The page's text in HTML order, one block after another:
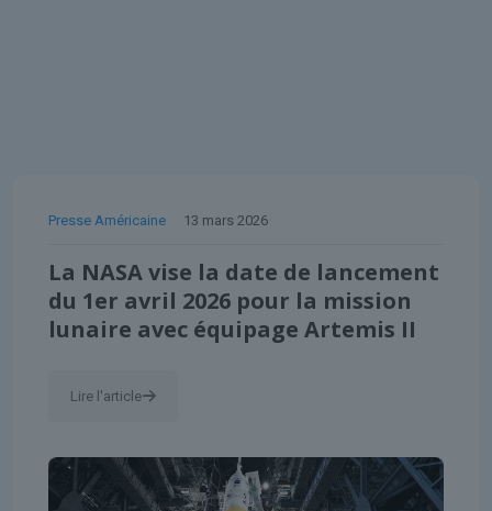
Presse Américaine 13 mars 2026
La NASA vise la date de lancement
du 1er avril 2026 pour la mission
lunaire avec équipage Artemis II
Lire l'article